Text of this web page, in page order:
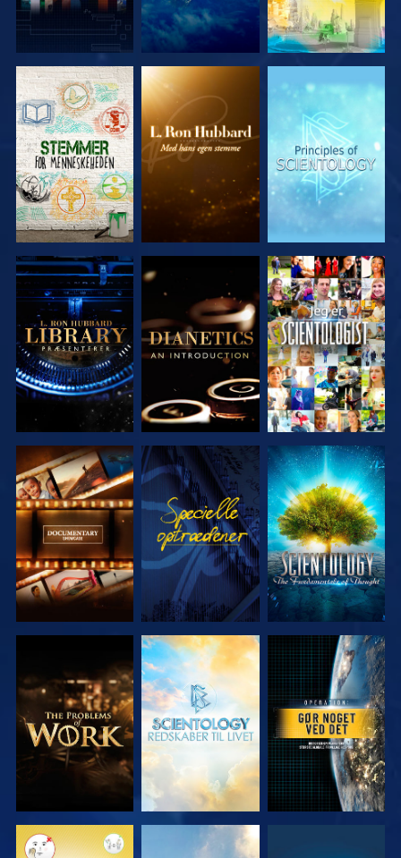
UDFORSK
SERIEN
UDFORSK
SERIEN
UDFORSK
SERIEN
UDFORSK
SERIEN
UDFORSK
SERIEN
SE
UDFORSK
SERIEN
SE
UDFORSK
SERIEN
UDFORSK
SERIEN
UDFORSK
SERIEN
SE